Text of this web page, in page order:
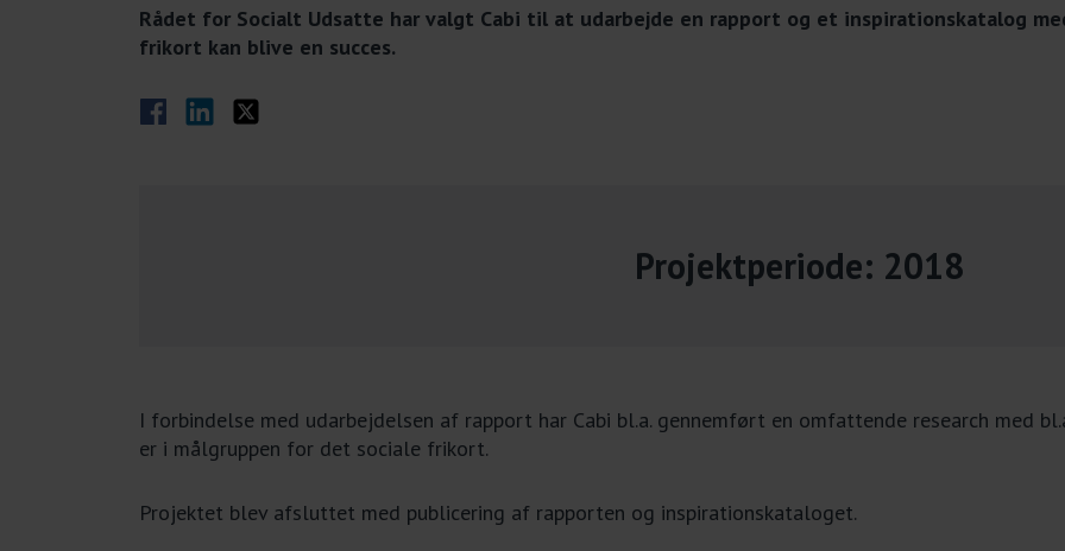
Rådet for Socialt Udsatte har valgt Cabi til at udarbejde en rapport og et inspirationskatalog
frikort kan blive en succes.
Del på Facebook
Del på LinkedIn
Del på Twitter
Projektperiode: 2018
I forbindelse med udarbejdelsen af rapport har Cabi bl.a. gennemført en omfattende research med
er i målgruppen for det sociale frikort.
Projektet blev afsluttet med publicering af rapporten og inspirationskataloget.